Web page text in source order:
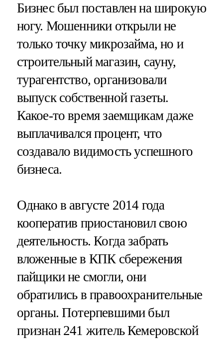
Бизнес был поставлен на широкую
ногу. Мошенники открыли не
только точку микрозайма, но и
строительный магазин, сауну,
турагентство, организовали
выпуск собственной газеты.
Какое-то время заемщикам даже
выплачивался процент, что
создавало видимость успешного
бизнеса.
Однако в августе 2014 года
кооператив приостановил свою
деятельность. Когда забрать
вложенные в КПК сбережения
пайщики не смогли, они
обратились в правоохранительные
органы. Потерпевшими был
признан 241 житель Кемеровской